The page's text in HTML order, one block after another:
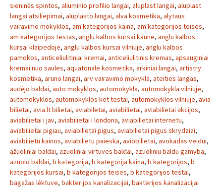
sieninės spintos, aliuminio profilio langai, aluplast langai, aluplast
langai atsiliepimai, aluplasto langai, alva kosmetika, alytaus
vairavimo mokyklos, am kategorijos kaina, am kategorijos teises,
am kategorijos testas, anglu kalbos kursai kaune, anglu kalbos
kursai klaipedoje, anglu kalbos kursai vilniuje, anglu kalbos
pamokos, anticeliulitiniai kremai, anticeliulitinis kremas, apsauginiai
kremai nuo saules, aquatonale kosmetika, arkiniai langai, artistry
kosmetika, aruno langai, arv vairavimo mokykla, ateities langas,
audėjo baldai, auto mokyklos, automokykla, automokykla vilniuje,
automokyklos, automokyklos ket testai, automokyklos vilniuje, avia
bilietai, avia.lt bilietai, aviabiletai, aviabilietai, aviabilietai akcijos,
aviabilietai i jav, aviabilietai i londona, aviabilietai internetu,
aviabilietai pigiau, aviabilietai pigus, aviabilietai pigus skrydziai,
aviabilietu kainos, aviabilietu paieska, aviobilietai, avokadas veidui,
ąžuoliniai baldai, azuoliniai virtuves baldai, azuoliniu baldu gamyba,
azuolo baldai, b kategorija, b kategorija kaina, b kategorijos, b
kategorijos kursai, b kategorijos teises, b kategorijos testai,
bagažas lėktuve, bakterijos kanalizacijai, bakterijos kanalizacijai